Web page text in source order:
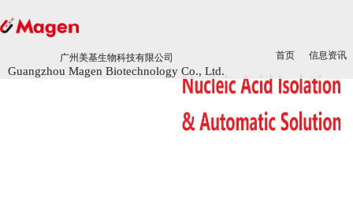
广州美基生物科技有限公司
Guangzhou Magen Biotechnology Co., Ltd.
首页 信息资讯
广州美基生物科技有限公司
Guangzhou Magen Biotechnology Co., Ltd.
首页 信息资讯